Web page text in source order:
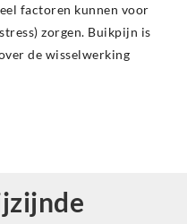
factoren kunnen voor
zorgen. Buikpijn is
de wisselwerking